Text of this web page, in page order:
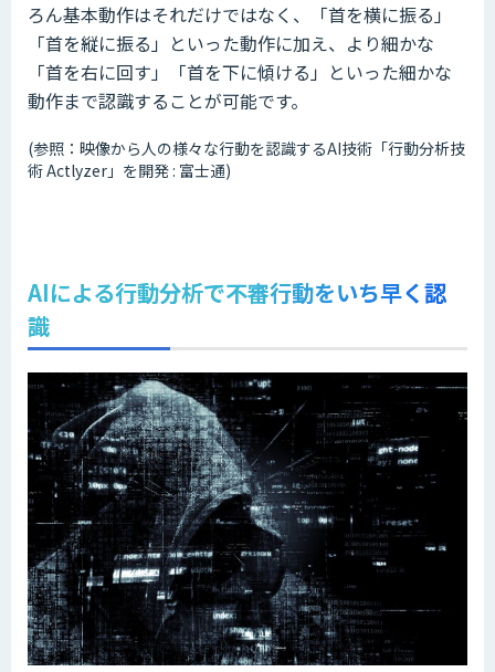
ろん基本動作はそれだけではなく、「首を横に振る」
「首を縦に振る」といった動作に加え、より細かな
「首を右に回す」「首を下に傾ける」といった細かな
動作まで認識することが可能です。
(参照：映像から人の様々な行動を認識するAI技術「行動分析技
術 Actlyzer」を開発 : 富士通)
AIによる行動分析で不審行動をいち早く認
識